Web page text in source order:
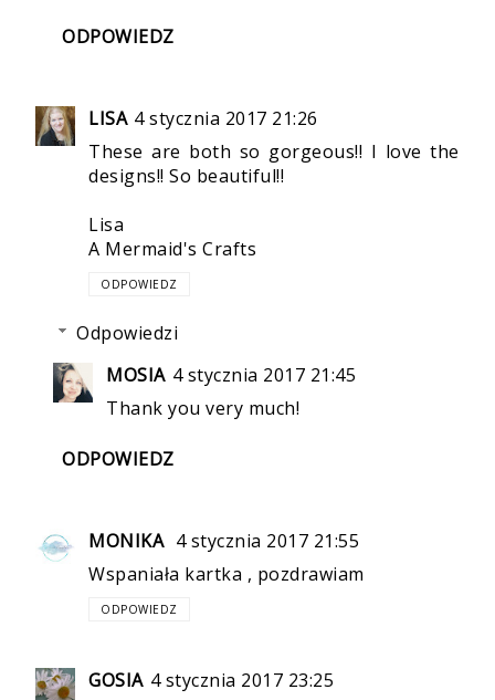
ODPOWIEDZ
LISA 4 stycznia 2017 21:26
These are both so gorgeous!! I love the
designs!! So beautiful!!
Lisa
A Mermaid's Crafts
ODPOWIEDZ
Odpowiedzi
MOSIA 4 stycznia 2017 21:45
Thank you very much!
ODPOWIEDZ
MONIKA 4 stycznia 2017 21:55
Wspaniała kartka , pozdrawiam
ODPOWIEDZ
GOSIA 4 stycznia 2017 23:25